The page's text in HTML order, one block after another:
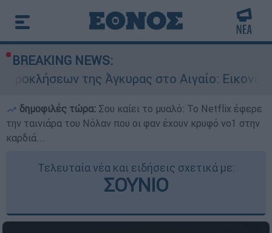
BREAKING NEWS:
Άγκυρας στο Αιγαίο: Εικονική αερομαχία
δημοφιλές τώρα: Σου καίει το μυαλό: Το Netflix έφερε
την ταινιάρα του Νόλαν που οι φαν έχουν κρυφό νο1 στην
καρδιά...
Τελευταία νέα και ειδήσεις σχετικά με:
ΣΟΥΝΙΟ